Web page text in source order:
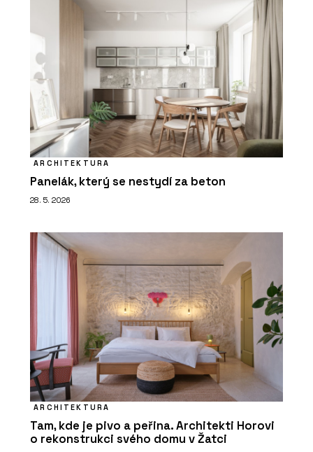
ARCHITEKTURA
Panelák, který se nestydí za beton
28. 5. 2026
ARCHITEKTURA
Tam, kde je pivo a peřina. Architekti Horovi
o rekonstrukci svého domu v Žatci